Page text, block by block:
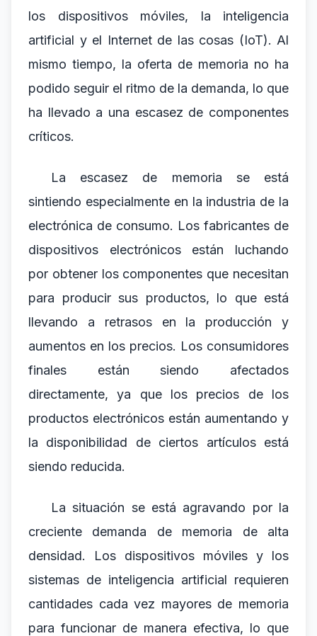
los dispositivos móviles, la inteligencia
artificial y el Internet de las cosas (IoT). Al
mismo tiempo, la oferta de memoria no ha
podido seguir el ritmo de la demanda, lo que
ha llevado a una escasez de componentes
críticos.
La escasez de memoria se está
sintiendo especialmente en la industria de la
electrónica de consumo. Los fabricantes de
dispositivos electrónicos están luchando
por obtener los componentes que necesitan
para producir sus productos, lo que está
llevando a retrasos en la producción y
aumentos en los precios. Los consumidores
finales están siendo afectados
directamente, ya que los precios de los
productos electrónicos están aumentando y
la disponibilidad de ciertos artículos está
siendo reducida.
La situación se está agravando por la
creciente demanda de memoria de alta
densidad. Los dispositivos móviles y los
sistemas de inteligencia artificial requieren
cantidades cada vez mayores de memoria
para funcionar de manera efectiva, lo que